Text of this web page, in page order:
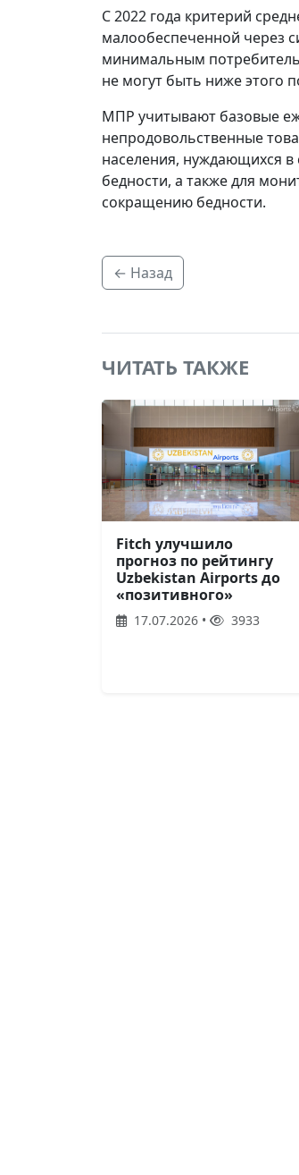
С 2022 года критерий
малообеспеченной через
минимальным
не могут быть ниже этого
МПР учитывают базовые
непродовольственные
населения, нуждающихся
бедности, а также для
сокращению бедности.
← Назад
ЧИТАТЬ ТАКЖЕ
Fitch улучшило
прогноз по рейтингу
Uzbekistan Airports до
«позитивного»
17.07.2026 • 3933